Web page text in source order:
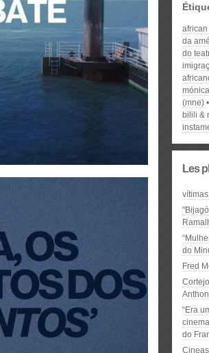
african
da
do
(mne)
bilili &
Les
do
Fred
“Era
do